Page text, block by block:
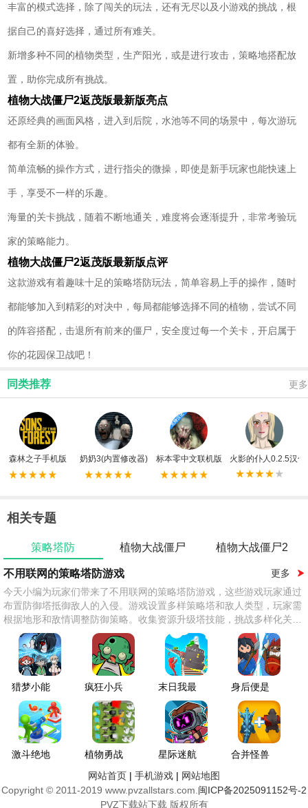
丰富的模式选择，除了闯关的玩法，还有无尽以及小游戏的挑战，根
据自己的喜好选择，通过所有难关。
新增多种不同的植物类型，生产阳光，或是进行攻击，策略地搭配放
置，助你完成所有挑战。
植物大战僵尸2返茂版最新版亮点
还原经典的画面风格，进入到后院，水池等不同的场景中，每次游玩
都有全新的体验。
简单流畅的操作方式，进行指尖的微操，即使是新手玩家也能快速上
手，享受不一样的乐趣。
海量的关卡挑战，随着不断地通关，难度将会逐渐提升，非常考验玩
家的策略能力。
植物大战僵尸2返茂版最新版点评
这款游戏有着趣味十足的策略塔防玩法，简单容易上手的操作，随时
都能够加入到精彩的对决中，每局都能够选择不同的植物，尝试不同
的阵容搭配，击退所有前来的僵尸，安全度过每一个关卡，开启属于
你的花园保卫战吧！
同类推荐 更多
森林之子手机版 奶奶3(内置修改器) 标本零中文联机版 火影的仆人0.2.5汉化
相关专题
策略塔防 植物大战僵尸 植物大战僵尸2
不用联网的策略塔防游戏
更多
今天小编为玩家们带来了不用联网的策略塔防游戏，这些游戏玩家通过
布置防御塔抵御敌人的入侵。游戏设置多样策略塔和敌人类型，玩家需
根据地形和敌情调整防御策略。收集资源升级塔技能，挑战多样化关
卡。
猎梦小能
手
疯狂小兵
免广告版
末日我最
强
身后便是
底线
激斗绝地
植物勇战
僵尸王
星际迷航
防御
合并怪兽
网站首页 | 手机游戏 | 网站地图
Copyright © 2011-2019 www.pvzallstars.com. 闽ICP备2025091152号-2
PVZ下载站下载 版权所有